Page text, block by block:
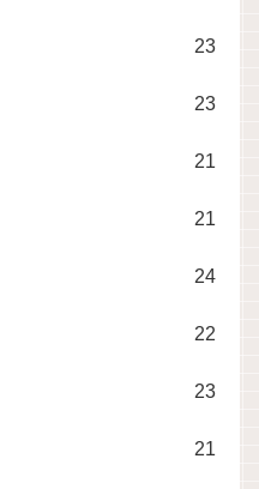
23
23
21
21
24
22
23
21